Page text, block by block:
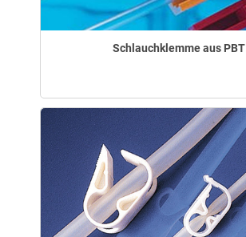
Schlauchklemme aus PBT